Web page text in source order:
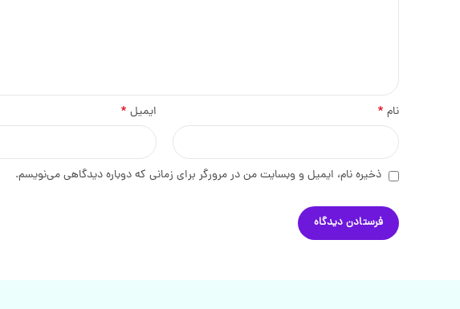
نام * ایمیل *
ذخیره نام، ایمیل و وبسایت من در مرورگر برای زمانی که دوباره دیدگاهی می‌نویسم.